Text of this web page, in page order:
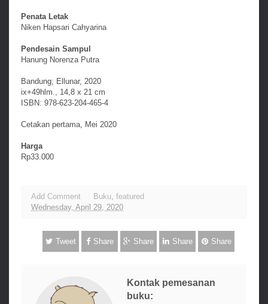
Penata Letak
Niken Hapsari Cahyarina
Pendesain Sampul
Hanung Norenza Putra
Bandung; Ellunar, 2020
ix+49hlm., 14,8 x 21 cm
ISBN: 978-623-204-465-4
Cetakan pertama, Mei 2020
Harga
Rp33.000
Add Comment Buku featured
Wednesday, April 29, 2020
Tweet Share Share Share Share
Kontak pemesanan
buku: